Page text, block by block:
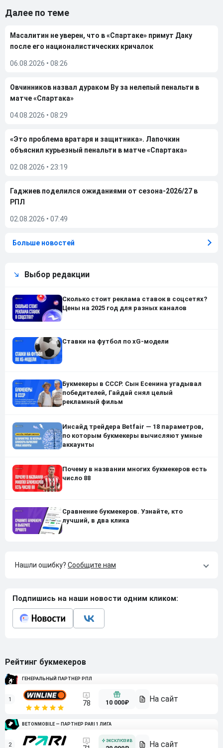
Далее по теме
Масалитин не уверен, что в «Спартаке» примут Даку
после его националистических кричалок
06.08.2026 • 08:26
Овчинников назвал дураком Ву за нелепый пенальти в
матче «Спартака»
04.08.2026 • 08:29
«Это проблема вратаря и защитника». Лапочкин
объяснил курьезный пенальти в матче «Спартака»
02.08.2026 • 23:19
Гаджиев поделился ожиданиями от сезона-2026/27 в
РПЛ
02.08.2026 • 07:49
Больше новостей
Выбор редакции
Сколько стоит реклама ставок в соцсетях?
Цены на 2025 год для разных каналов
Ставки на футбол по xG-модели
Букмекеры в СССР. Сын Есенина угадывал
победителей, Гайдай снял целый
рекламный фильм
Инсайд трейдера Betfair — 18 параметров,
по которым букмекеры вычисляют умные
аккаунты
Почему в названии многих букмекеров есть
число 88
Сравнение букмекеров. Узнайте, кто
лучший, в два клика
Нашли ошибку? Сообщите нам
Подпишись на наши новости одним кликом:
Рейтинг букмекеров
ГЕНЕРАЛЬНЫЙ ПАРТНЕР РПЛ
1 78 10 000₽
BETONMOBILE — ПАРТНЕР PARI 1 ЛИГА
2